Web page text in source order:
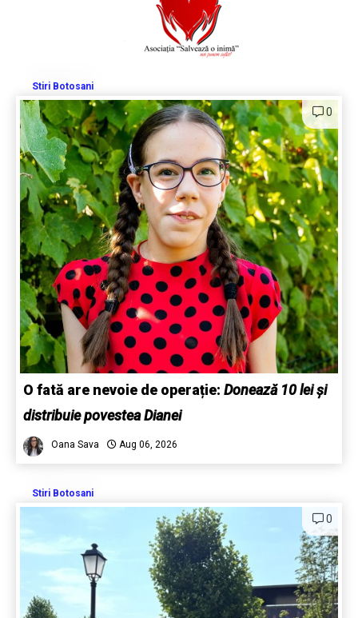
Stiri Botosani
0
O fată are nevoie de operație: Donează 10 lei și
distribuie povestea Dianei
Oana Sava Aug 06, 2026
Stiri Botosani
0